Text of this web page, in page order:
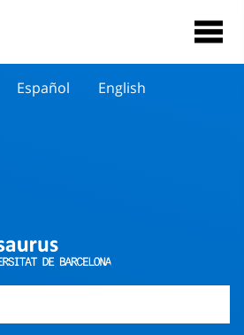
Español English